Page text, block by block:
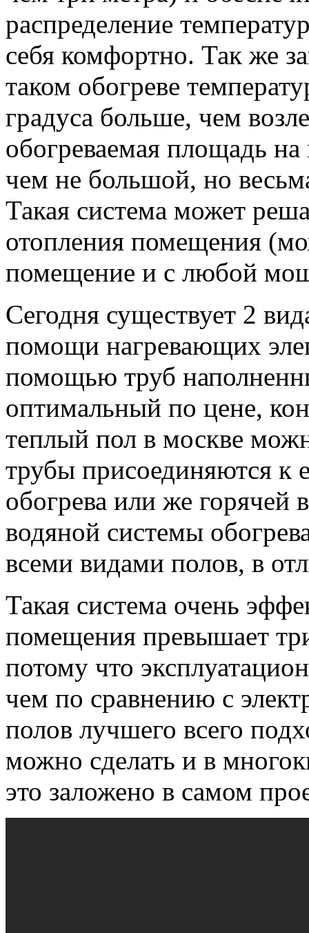
распределение
себя комфортно. Так же
таком обогреве
градуса больше, чем
обогреваемая площадь
чем не большой, но
Такая система может
отопления помещения
помещение и с любой
Сегодня существует 2
помощи нагревающих
помощью труб
оптимальный по цене,
теплый пол в москве
трубы присоединяются к
обогрева или же горячей
водяной системы
всеми видами полов, в
Такая система очень
помещения превышает
потому что
чем по сравнению с
полов лучшего всего
можно сделать и в
это заложено в самом